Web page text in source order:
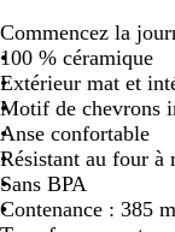
e
u
m
a
r
i
n
e
i
s
è
m
e
Commencez la
100 % céramique
Extérieur mat et
Motif de chevrons
Anse confortable
Résistant au four à
Sans BPA
Contenance : 385